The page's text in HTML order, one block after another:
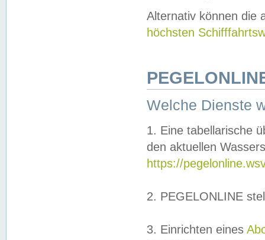
Alternativ können die
höchsten
Welche Dienste
1. Eine tabellarische
den aktuellen
https://
2. PEGELONLINE
3. Einrichten eines